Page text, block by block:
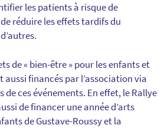
les patients à risque de
réduire les effets tardifs du
de « bien-être » pour les enfants et
aussi financés par l’association via
de ces événements. En effet, le Rallye
de financer une année d’arts
de Gustave-Roussy et la